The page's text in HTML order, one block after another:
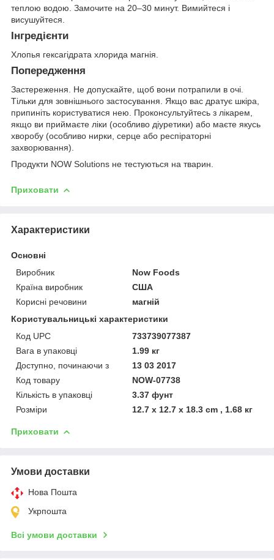
теплою водою. Замочите на 20–30 минут. Вимийтеся і
висушуйтеся.
Інгредієнти
Хлопья гексагідрата хлорида магнія.
Попередження
Застереження. Не допускайте, щоб вони потрапили в очі.
Тільки для зовнішнього застосування. Якщо вас дратує шкіра,
припиніть користуватися нею. Проконсультуйтесь з лікарем,
якщо ви приймаєте ліки (особливо діуретики) або маєте якусь
хворобу (особливо нирки, серце або респіраторні
захворювання).
Продукти NOW Solutions не тестуються на тварин.
Приховати
Характеристики
Основні
Виробник
Now Foods
Країна виробник
США
Корисні речовини
магній
Користувальницькі характеристики
Код UPC
733739077387
Вага в упаковці
1.99 кг
Доступно, починаючи з
13 03 2017
Код товару
NOW-07738
Кількість в упаковці
3.37 фунт
Розміри
12.7 x 12.7 x 18.3 cm , 1.68 кг
Приховати
Умови доставки
Нова Пошта
Укрпошта
Всі умови доставки